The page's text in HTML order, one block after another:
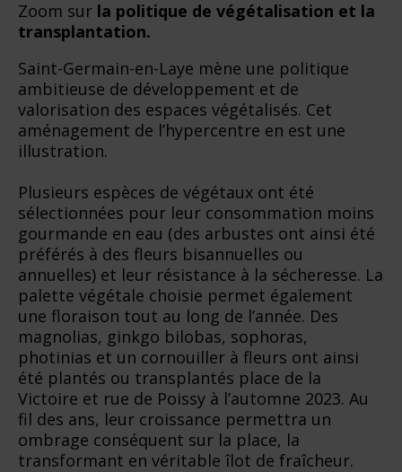
Zoom sur la politique de végétalisation et la
transplantation.
Saint-Germain-en-Laye mène une politique
ambitieuse de développement et de
valorisation des espaces végétalisés. Cet
aménagement de l’hypercentre en est une
illustration.
Plusieurs espèces de végétaux ont été
sélectionnées pour leur consommation moins
gourmande en eau (des arbustes ont ainsi été
préférés à des fleurs bisannuelles ou
annuelles) et leur résistance à la sécheresse. La
palette végétale choisie permet également
une floraison tout au long de l’année. Des
magnolias, ginkgo bilobas, sophoras,
photinias et un cornouiller à fleurs ont ainsi
été plantés ou transplantés place de la
Victoire et rue de Poissy à l’automne 2023. Au
fil des ans, leur croissance permettra un
ombrage conséquent sur la place, la
transformant en véritable îlot de fraîcheur.